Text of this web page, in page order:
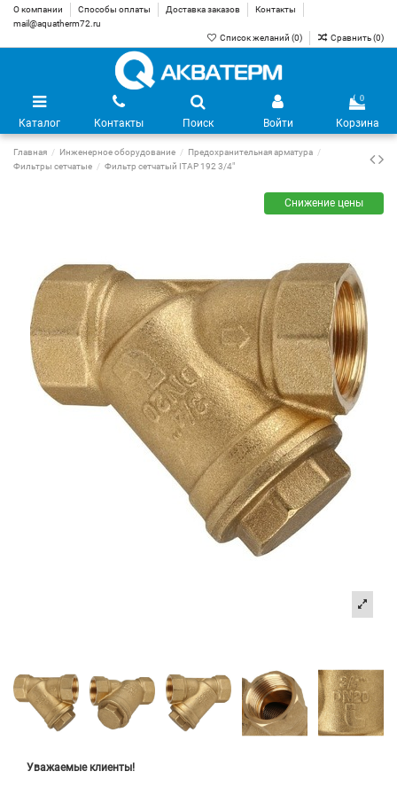
О компании Способы оплаты Доставка заказов
Контакты
mail@aquatherm72.ru
Список желаний (0) Сравнить (0)
Каталог Контакты Поиск Войти
0
Корзина
Главная Инженерное оборудование
Предохранительная арматура
Фильтры сетчатые
Фильтр сетчатый ITAP 192 3/4"
Снижение цены
Уважаемые клиенты!